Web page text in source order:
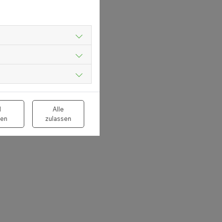
Alle
zulassen